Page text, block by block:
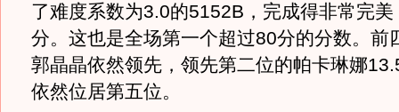
了难度系数为3.0的5152B，完成得非常完
分。这也是全场第一个超过80分的分数。前
郭晶晶依然领先，领先第二位的帕卡琳娜
依然位居第五位。